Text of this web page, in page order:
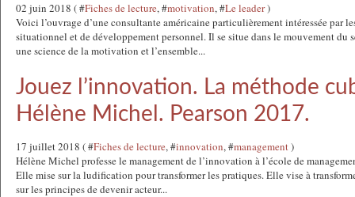
02 juin 2018 ( #Fiches de lecture, #motivation, #Le leader)
Voici l’ouvrage d’une consultante américaine particulièrement intéressée par
situationnel et de développement personnel. Il se situe dans le mouvement du
une science de la motivation et l’ensemble...
Jouez l’innovation. La méthode
Hélène Michel. Pearson 2017.
17 juillet 2018 ( #Fiches de lecture, #innovation, #management)
Hélène Michel professe le management de l’innovation à l’école de
Elle mise sur la ludification pour transformer les pratiques. Elle vise à
sur les principes de devenir acteur...